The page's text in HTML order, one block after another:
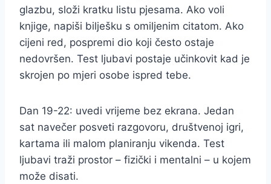
glazbu, složi kratku listu pjesama. Ako voli
knjige, napiši bilješku s omiljenim citatom. Ako
cijeni red, pospremi dio koji često ostaje
nedovršen. Test ljubavi postaje učinkovit kad je
skrojen po mjeri osobe ispred tebe.
Dan 19-22: uvedi vrijeme bez ekrana. Jedan
sat navečer posveti razgovoru, društvenoj igri,
kartama ili malom planiranju vikenda. Test
ljubavi traži prostor – fizički i mentalni – u kojem
može disati.